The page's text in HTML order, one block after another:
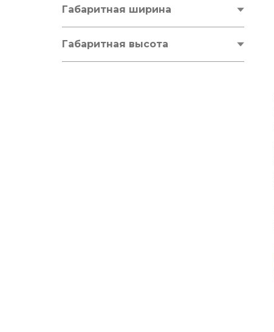
Габаритная ширина
от мм до мм
Габаритная высота
от мм до мм